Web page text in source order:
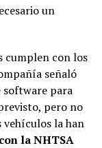
un
cumplen con los
señaló
software para
pero no
la han
la NHTSA